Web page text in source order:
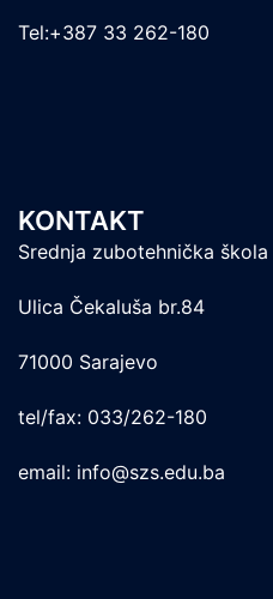
Tel:+387 33 262-180
KONTAKT
Srednja zubotehnička škola
Ulica Čekaluša br.84
71000 Sarajevo
tel/fax: 033/262-180
email: info@szs.edu.ba